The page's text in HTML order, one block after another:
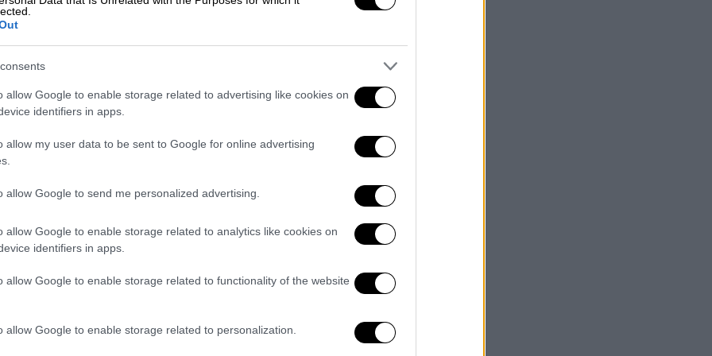
allow Google to enable storage related to advertising like cookies on
identifiers in apps.
allow my user data to be sent to Google for online advertising
allow Google to send me personalized advertising.
allow Google to enable storage related to analytics like cookies on
identifiers in apps.
allow Google to enable storage related to functionality of the website
allow Google to enable storage related to personalization.
για Γιουνάιτεντ με μεγάλη νίκη
για Γιουνάιτεντ με μεγάλη νίκη
σε νοσοκομείο όπου και
στις οποίες υποβλήθηκε έδειξαν ότι
άσος της Μάντσεστερ Σίτι και της